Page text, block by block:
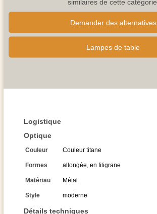
Demander des alternatives
Lampes de table
Logistique
Optique
Couleur Couleur titane
Formes allongée, en filigrane
Matériau Métal
Style moderne
Détails techniques